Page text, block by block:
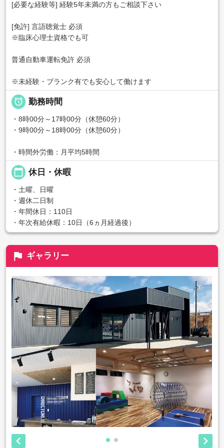
[必要な経験等] 経験5年未満の方もご相談下さい
[免許] 言語聴覚士 必須
※臨床心理士資格でも可
普通自動車運転免許 必須
※未経験・ブランク有でも安心して働けます
 勤務時間
・8時00分～17時00分（休憩60分）
・9時00分～18時00分（休憩60分）
・時間外労働：月平均5時間
calendar_today 休日・休暇
・土曜、日曜
・週休二日制
・年間休日：110日
・年次有給休暇：10日（6ヵ月経過後）
flag ギャラリー
 